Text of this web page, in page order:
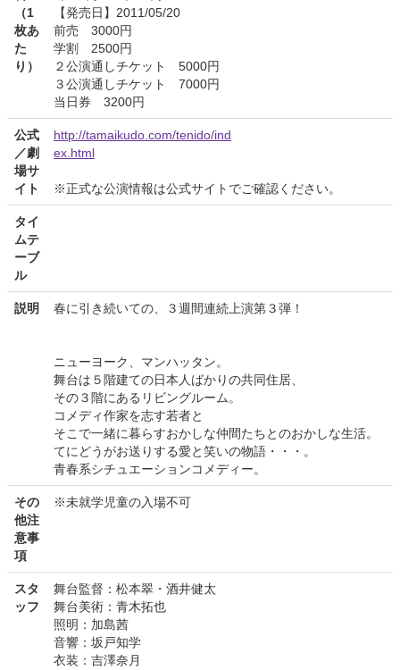
（1
枚あ
た
り）
【発売日】2011/05/20
前売 3000円
学割 2500円
２公演通しチケット 5000円
３公演通しチケット 7000円
当日券 3200円
公式
／劇
場サ
イト
http://tamaikudo.com/tenido/ind
ex.html
※正式な公演情報は公式サイトでご確認ください。
タイ
ムテ
ーブ
ル
説明 春に引き続いての、３週間連続上演第３弾！
ニューヨーク、マンハッタン。
舞台は５階建ての日本人ばかりの共同住居、
その３階にあるリビングルーム。
コメディ作家を志す若者と
そこで一緒に暮らすおかしな仲間たちとのおかしな生活。
てにどうがお送りする愛と笑いの物語・・・。
青春系シチュエーションコメディー。
その
他注
意事
項
※未就学児童の入場不可
スタ
ッフ
舞台監督：松本翠・酒井健太
舞台美術：青木拓也
照明：加島茜
音響：坂戸知学
衣装：吉澤奈月